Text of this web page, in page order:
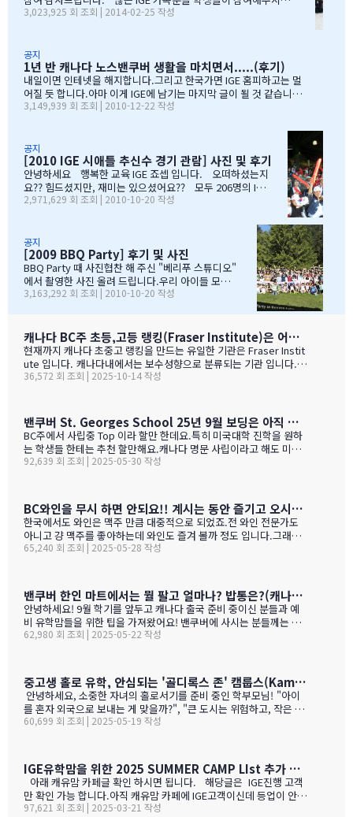
크게 칭찬해주시고학년 마지막 주에는 저를 앉혀놓고 방학 캠프 리
빛내주셔서 감사드립니다. 안타깝게도 화창한 날씨여야하는데,
장님, 웨스트캐나다 보험 김정중부장님, 하나투어 지용구님, IGE S
CHOOL 부서에 김미정선생님, 박숙희 선생님 그리고 코퀴틀람 사
무실에 김의정팀장님, 김예경님 진심을 감사드립니다. 마지막으
로 요번 행사를 진행해주신 전준성 본부장님께 감사드리며, 이벤트
까지 준비해주신 본부장님 수고많으셨습니다. " 스키 이벤트" 꼭
들은 댓글로 남겨주시면, 카톡 혹은 메일로 보내드리겠습니다. 감
사합니다.…
3,023,925 회 조회 | 2014-02-25 작성
공지
1년 반 캐나다 노스밴쿠버 생활을 마치면서.....(후기)
내일이면 인테넷을 해지합니다.그리고 한국가면 IGE 홈피하고는 멀
어질 듯 합니다.아마 이게 IGE에 남기는 마지막 글이 될 것 같습니다
1년 반동안의 시간...저희 아이들에게 너무 소중한 시간이였습니다.
선택이였는데......추천 받은 세 군 데 중에서 선택한 IGE.....서비스
마인드가 확실하고 고객을 끝까지 책임질 줄 아는 회사였습니다.한
국 학생이 적은 웨스트 벤쿠버. 그리고 정 사장님이 추천해주신 caulf
eild.....최고의 선택이였습니다. 아이들은 지난 주 부터 계속 farew
ell party입니다.지난 주에 큰애는 6학년 남자 애들 모두 모여서 이번
에 떠나는 한국 아이 2명을 위한 피자파티에 참석하였고 이번 주는 6
학년 아이들끼리 노벤에 있는 레이저텍에서 번개 모임을 하고 놀다가
왔습니다.둘째는 친했던 친구들 집에 초대를 받아서 4명의 친구와 돌
아가면서 sleep over하느라 집에 들어오질 않습니…
3,149,939 회 조회 | 2010-12-22 작성
공지
[2010 IGE 시애틀 추신수 경기 관람] 사진 및 후기
안녕하세요 행복한 교육 IGE 죠셉 입니다. 오떠하셨는지
요?? 힘드셨지만, 재미는 있으셨어요?? 모두 206명의 IGE
가족분들이 참석하셨으며, 무사히 이벤트 마무리되었습니
습니다. 감사합니다...꾸벅!!! 이른 아침부터 준비하시고,
국경에서 장작 3시간동안 시간이 걸리셨고....오마이갓~!!!
그래두 미국땅은 밟아보았죠~~추신수도 보고~~야구경기도
보고~~~따뜻한 햇빛아래에서 시원한 맥주도....ㅋㅋㅋ ^^
아버님/어머님들의 여유스러운 모습에 저 또한 신나드라고
요~~~응원도 힘차게 하며...단지 추신수 선수가 뒷 돌아보지
않아서 아쉬웠지만...........( 쫌~~ 뒤를 돌아보고 손 한번 흔
떠나면 고생이죠??? ㅋㅋㅋㅋㅋㅋ …
2,971,629 회 조회 | 2010-10-20 작성
공지
[2009 BBQ Party] 후기 및 사진
BBQ Party 때 사진협찬 해 주신 "베리푸 스튜디오"
에서 촬영한 사진 올려 드립니다.우리 아이들 모
습 잘 찾아 보세요..혹시나 빠진 가족이 있더라도 용
3,163,292 회 조회 | 2010-10-20 작성
캐나다 BC주 초등,고등 랭킹(Fraser Institute)은 어떻게 만들어 지나 ?
현재까지 캐나다 초중고 랭킹을 만드는 유일한 기관은 Fraser Instit
ute 입니다. 캐나다내에서는 보수성향으로 분류되는 기관 입니다.
하여간일반적으로 학교 랭킹 하면 학교의 성적 그러니까 표준 시험결
고등학교의 경우 (9개 지표):평균 시험 점수 (Average exam mark)
졸업률 (Diploma completion rate)학생당 이수 과목 수 (Courses
taken per student)진급 지연율 (Delayed advancement rate)
시험 낙제율 (Percentage of exams failed)학교 vs 시험 점수 차
이 (School vs. exam mark difference) 7-9. 성별 격차 지표 3개
36,572 회 조회 | 2025-10-14 작성
밴쿠버 St. Georges School 25년 9월 보딩은 아직 자리가 있다고 하네요.
BC주에서 사립중 Top 이라 할만 한데요.특히 미국대학 진학을 원하
는 학생들 한테는 추천 할만해요.캐나다 명문 사립이라고 해도 미국
대학 진학은 그저그런 학교도 많거던요.이학교가 하여간 학비+보딩
ent TuitionCanadian Students$73,500American / Mexican / or
Non-Resident Canadian Students$84,000International Stude
nts$99,500
92,639 회 조회 | 2025-05-30 작성
BC와인을 무시 하면 안되요!! 계시는 동안 즐기고 오시기를 바랍니다. (밴쿠버에서 소주는 얼마?)
한국에서도 와인은 맥주 만큼 대중적으로 되었죠.전 와인 전문가도
아니고 걍 맥주를 좋아하는데 와인도 즐겨 볼까 정도 입니다.그래도
와인을 이것 저것 10년넘게 먹다 보니 캐나다, 미국 와인이 유럽산 대
나가 술을 마트,편의점에서 팔지 않고 따로 리쿼스토어나 와인 N 비
어 스토어만 가야 살수 있다는 것이죠.하여간 이번에는 BC와인 장점
을 한번 알아볼게요. GPT가 정리 해본 글이에요. 한번 보세요.그리고
어떤 와인이 있나? 아래 사진으로 함 보세요.ㅎㅎ 그리고 밴쿠버에서
파는 한국 소주 종류와 가격도 함 보세요. 당연 한국보다 비싸죠!!!1.
0-15 % 길고, 일교차가 커 산도가 살아 있음. 서늘한 밤 덕분에 과일
향이 …
65,240 회 조회 | 2025-05-28 작성
밴쿠버 한인 마트에서는 뭘 팔고 얼마나? 밥통은?(캐나다 출국 준비 중이신 분들과 예비 유학맘들을 위한)
안녕하세요! 9월 학기를 앞두고 캐나다 출국 준비 중이신 분들과 예
비 유학맘들을 위한 팁을 가져왔어요! 밴쿠버에 사시는 분들께는 이
미 익숙한 정보일 수도 있지만, 처음 가시는 분들께는 정말 유용할 거
하지만, 밴쿠버 지역에서는 한남마트도 있죠. (홍보글 절대 아님 ㅋ
ㅋ)사진들을 보시면서 가격대와 어떤 물건들이 있는지 미리 체크해
보세요!특히 주목할 점은 전기밥솥인데요, 한국에서 가져간 제품은
전압이 달라서 사용할 수 없어서 어쩔 수 없이 현지에서 새로 구입해
야 하는 것중 하나 일수 있죠? 하기는 요새는 워낙 밥들을 먹지 않다
62,980 회 조회 | 2025-05-22 작성
중고생 홀로 유학, 안심되는 '골디록스 존' 캠룹스(Kamloops)가 정답입니다
를 혼자 외국으로 보내는 게 맞을까?", "큰 도시는 위험하고, 작은 도
시는 교육환경이 부족할까?" 이런 고민으로 밤잠 설치시죠? 오늘은
록스 존이란 '너무 크지도 작지도 않은, 딱 적당한 환경'을 말해요. 아
이 혼자 유학가기에 캠룹스가 딱 맞는 이유, 함께 알아볼까요? ?️ 아
이 혼자서도 쉽게 적응할 수 있는 도시 규모 인구 약 1…
60,699 회 조회 | 2025-05-19 작성
IGE유학맘을 위한 2025 SUMMER CAMP LIst 추가 되었습니다.
아래 캐유맘 카페글 확인 하시면 됩니다. 해당글은 IGE진행 고객
만 확인 가능 합니다.아직 캐유맘 카페에 IGE고객이신데 등업이 안된
분들은 등업 신청 해주시기 바랍니다. 해당글 바로 가기 --> http
97,621 회 조회 | 2025-03-21 작성